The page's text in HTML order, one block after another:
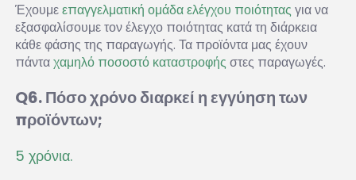
Έχουμε επαγγελματική ομάδα ελέγχου ποιότητας για να
εξασφαλίσουμε τον έλεγχο ποιότητας κατά τη διάρκεια
κάθε φάσης της παραγωγής. Τα προϊόντα μας έχουν
πάντα χαμηλό ποσοστό καταστροφής στες παραγωγές.
Q6. Πόσο χρόνο διαρκεί η εγγύηση των
προϊόντων;
5 χρόνια.